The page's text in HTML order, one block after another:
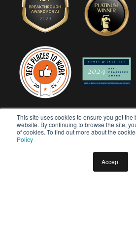
This site uses cookies to ensure you get
website. By continuing to browse the site,
of cookies. To find out more about the
Policy
Accept